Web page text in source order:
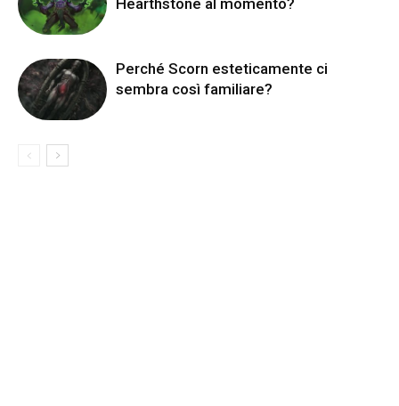
Perché Scorn esteticamente ci
sembra così familiare?